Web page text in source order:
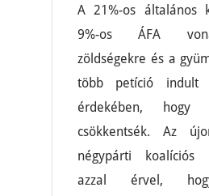
A 21%-os általános
9%-os ÁFA
zöldségekre és a
több petíció indult
érdekében, hogy
csökkentsék. Az
négypárti koalíciós
azzal érvel,